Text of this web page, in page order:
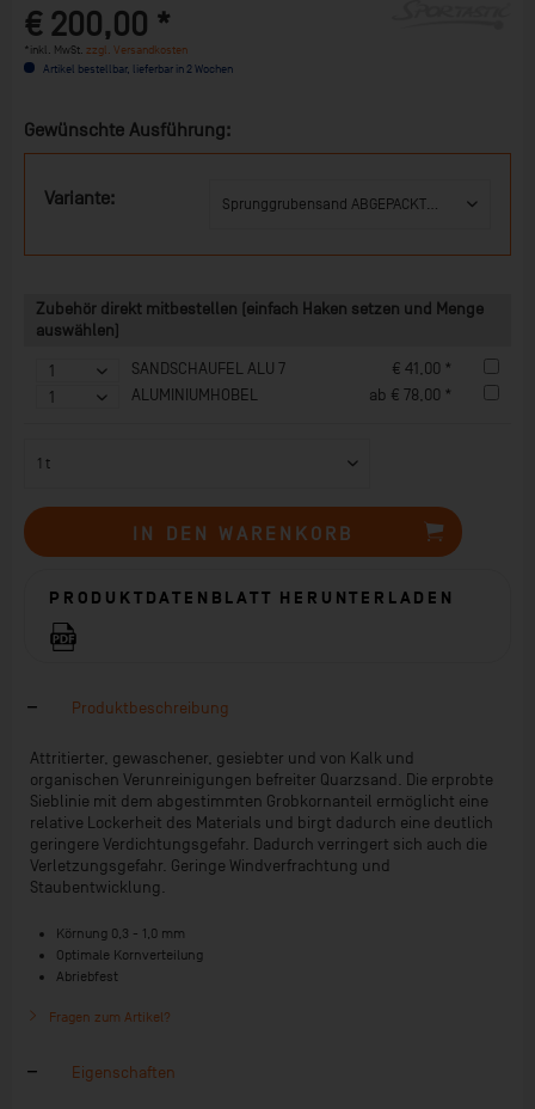
€ 200,00 *
*inkl. MwSt. zzgl. Versandkosten
Artikel bestellbar, lieferbar in 2 Wochen
Gewünschte Ausführung:
Variante:
Zubehör direkt mitbestellen (einfach Haken setzen und Menge
auswählen)
SANDSCHAUFEL ALU 7
€ 41,00 *
ALUMINIUMHOBEL
ab € 78,00 *
IN DEN WARENKORB
PRODUKTDATENBLATT HERUNTERLADEN
Produktbeschreibung
Attritierter, gewaschener, gesiebter und von Kalk und
organischen Verunreinigungen befreiter Quarzsand. Die erprobte
Sieblinie mit dem abgestimmten Grobkornanteil ermöglicht eine
relative Lockerheit des Materials und birgt dadurch eine deutlich
geringere Verdichtungsgefahr. Dadurch verringert sich auch die
Verletzungsgefahr. Geringe Windverfrachtung und
Staubentwicklung.
Körnung 0,3 - 1,0 mm
Optimale Kornverteilung
Abriebfest
Fragen zum Artikel?
Eigenschaften